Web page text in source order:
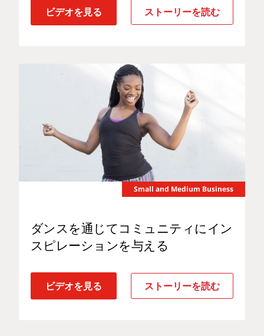
ビデオを見る ストーリーを読む
Small and Medium Business
ダンスを通じてコミュニティにイン
スピレーションを与える
ビデオを見る ストーリーを読む